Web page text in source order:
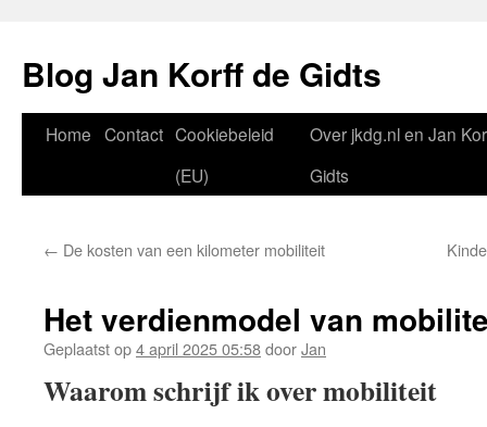
Blog Jan Korff de Gidts
Home Contact Cookiebeleid
(EU)
Over jkdg.nl en Jan
Gidts
← De kosten van een kilometer mobiliteit
Het verdienmodel van
Geplaatst op4 april 2025 05:58doorJan
Waarom schrijf ik over mobiliteit